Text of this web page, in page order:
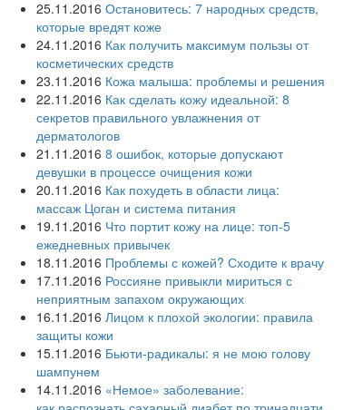
25.11.2016 Остановитесь: 7 народных средств,
которые вредят коже
24.11.2016 Как получить максимум пользы от
косметических средств
23.11.2016 Кожа малыша: проблемы и решения
22.11.2016 Как сделать кожу идеальной: 8
секретов правильного увлажнения от
дерматологов
21.11.2016 8 ошибок, которые допускают
девушки в процессе очищения кожи
20.11.2016 Как похудеть в области лица:
массаж Цоган и система питания
19.11.2016 Что портит кожу на лице: топ-5
ежедневных привычек
18.11.2016 Проблемы с кожей? Сходите к врачу
17.11.2016 Россияне привыкли мириться с
неприятным запахом окружающих
16.11.2016 Лицом к плохой экологии: правила
защиты кожи
15.11.2016 Бьюти-радикалы: я не мою голову
шампунем
14.11.2016 «Немое» заболевание: